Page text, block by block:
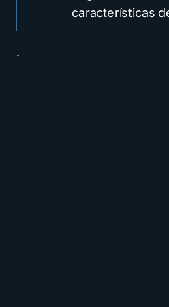
características
.